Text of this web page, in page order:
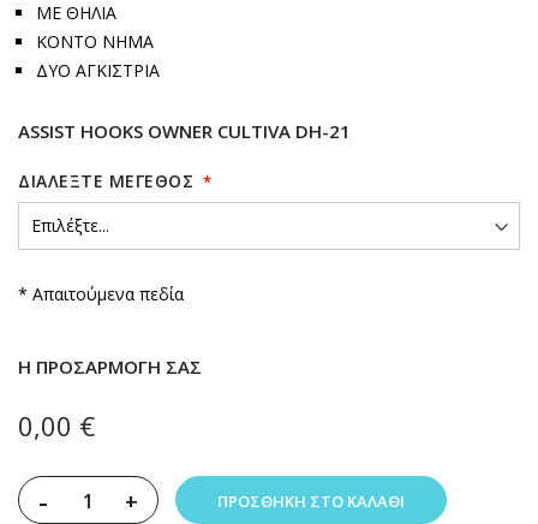
ΜΕ ΘΗΛΙΑ
ΚΟΝΤΟ ΝΗΜΑ
ΔΥΟ ΑΓΚΙΣΤΡΙΑ
ASSIST HOOKS OWNER CULTIVA DH-21
ΔΙΑΛΈΞΤΕ ΜΈΓΕΘΟΣ
* Απαιτούμενα πεδία
Η ΠΡΟΣΑΡΜΟΓΉ ΣΑΣ
0,00 €
- + ΠΡΟΣΘΉΚΗ ΣΤΟ ΚΑΛΆΘΙ